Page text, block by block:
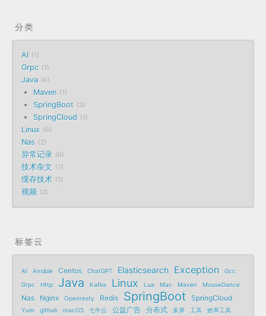
分类
AI 1
Grpc 1
Java 6
Maven 1
SpringBoot 3
SpringCloud 1
Linux 6
Nas 2
异常记录 6
技术杂文 7
缓存技术 1
视频 2
标签云
AI Ansible Centos ChatGPT Elasticsearch Exception
Gcc
Grpc
Http Java Kafka Linux Lua Mac Maven MouseDance
Nas Nginx Openresty Redis SpringBoot SpringCloud
Yum github macOS 七牛云 公益广告 分布式 多屏 工具
效率工具